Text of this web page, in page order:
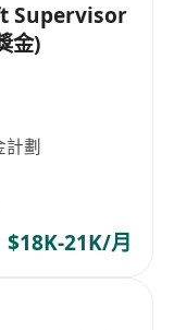
Supervisor
金)
計劃
$18K-21K/月